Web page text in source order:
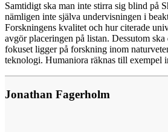
Samtidigt ska man inte stirra sig blind på
nämligen inte själva undervisningen i
Forskningens kvalitet och hur citerade
avgör placeringen på listan. Dessutom ska
fokuset ligger på forskning inom
teknologi. Humaniora räknas till exempel
Jonathan Fagerholm